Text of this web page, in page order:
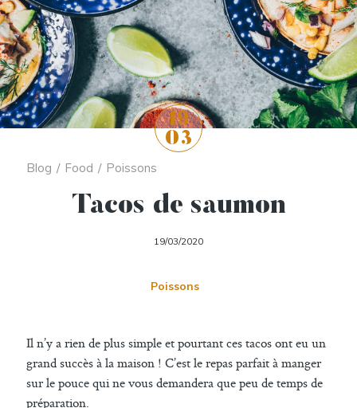
19
03
Blog / Food / Poissons
Tacos de saumon
19/03/2020
Poissons
Il n’y a rien de plus simple et pourtant ces tacos ont eu un
grand succès à la maison ! C’est le repas parfait à manger
sur le pouce qui ne vous demandera que peu de temps de
préparation.